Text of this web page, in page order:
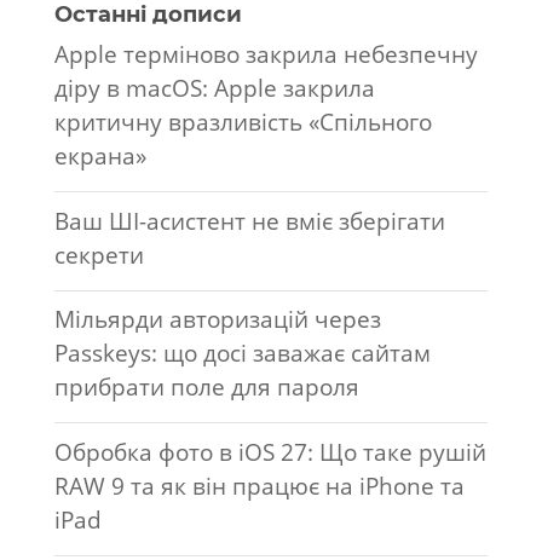
Останні дописи
Apple терміново закрила небезпечну
діру в macOS: Apple закрила
критичну вразливість «Спільного
екрана»
Ваш ШІ-асистент не вміє зберігати
секрети
Мільярди авторизацій через
Passkeys: що досі заважає сайтам
прибрати поле для пароля
Обробка фото в iOS 27: Що таке рушій
RAW 9 та як він працює на iPhone та
iPad